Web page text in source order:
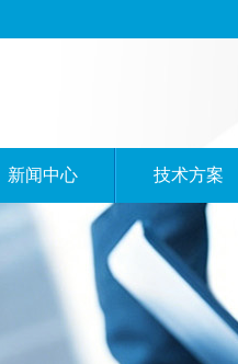
新闻中心 技术方案